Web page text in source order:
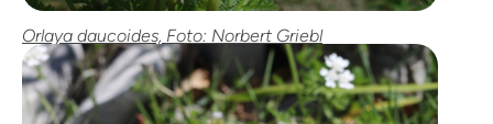
Orlaya daucoides, Foto: Norbert Griebl